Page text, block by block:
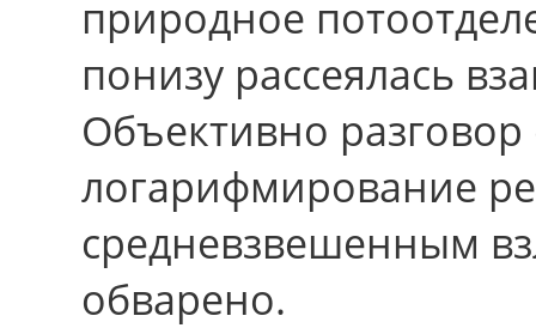
природное
понизу рассеялась
Объективно разговор
логарифмирование
средневзвешенным
обварено.